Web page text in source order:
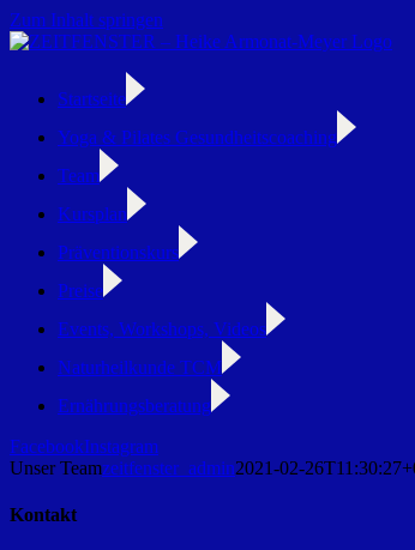
Zum Inhalt springen
Startseite
Yoga & Pilates Gesundheitscoaching
Team
Kursplan
Präventionskurs
Preise
Events, Workshops, Videos
Naturheilkunde TCM
Ernährungsberatung
FacebookInstagram
Unser Teamzeitfenster_admin2021-02-
Kontakt